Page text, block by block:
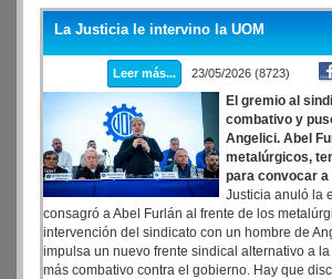
suceder con los datos de los argentinos? ¿Qué
de construir un “modelo de carácter global”?
advierten sobre lo que podría suceder si
se inmiscuyen en la información sensible de la
construyen redes de vigilancia masiva.
La Justicia le intervino la UOM
Leer más... 23/05/2026 (8723)
El gremio al
combativo y
Angelici. Abel
metalúrgicos,
para convocar a
Justicia anuló la
consagró a Abel Furlán al frente de los
intervención del sindicato con un hombre de
impulsa un nuevo frente sindical alternativo a la
más combativo contra el gobierno. Hay que